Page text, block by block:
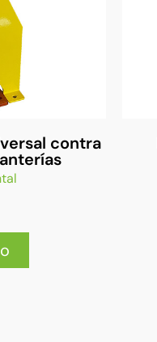
contra